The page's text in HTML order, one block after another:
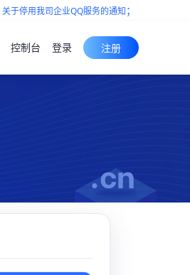
关于停用我司企业QQ服务的通知；
控制台 登录 注册